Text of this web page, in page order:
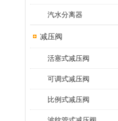
汽水分离器
减压阀
活塞式减压阀
可调式减压阀
比例式减压阀